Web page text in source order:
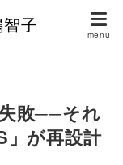
子
敗──それ
」が再設計